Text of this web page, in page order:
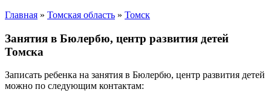
Главная » Томская область » Томск
Занятия в Бюлербю, центр развития детей
Томска
Записать ребенка на занятия в Бюлербю, центр развития детей
можно по следующим контактам: